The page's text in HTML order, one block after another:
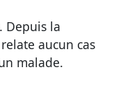
. Depuis la
aucun cas
malade.